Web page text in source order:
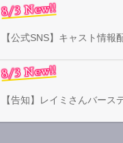
8/3 New!!
【公式SNS】キャスト情報
8/3 New!!
【告知】レイミさんバース